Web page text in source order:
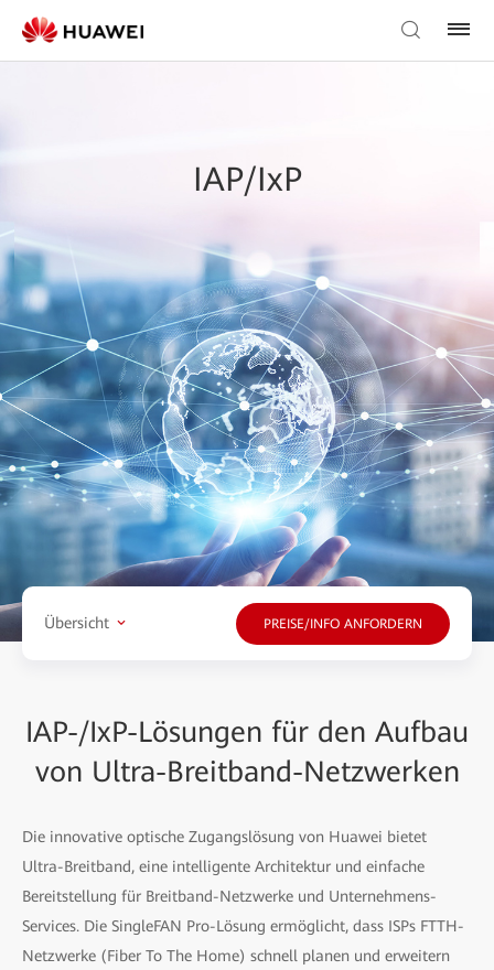
IAP/IxP
Übersicht PREISE/INFO ANFORDERN
IAP-/IxP-Lösungen für den Aufbau
von Ultra-Breitband-Netzwerken
Die innovative optische Zugangslösung von Huawei bietet
Ultra-Breitband, eine intelligente Architektur und einfache
Bereitstellung für Breitband-Netzwerke und Unternehmens-
Services. Die SingleFAN Pro-Lösung ermöglicht, dass ISPs FTTH-
Netzwerke (Fiber To The Home) schnell planen und erweitern